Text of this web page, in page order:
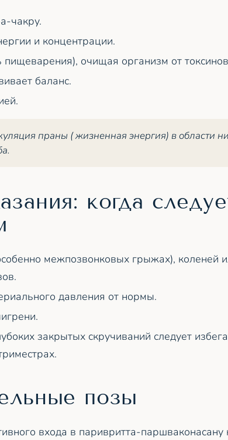
чакру.
и концентрации.
пищеварения), очищая организм от
баланс.
праны ( жизненная энергия) в области
когда
межпозвонковых грыжах), коленей
давления от нормы.
закрытых скручиваний следует
позы
входа в паривритта-паршваконасану